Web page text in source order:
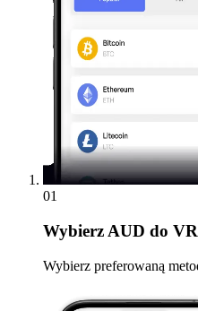
01
Wybierz AUD do
Wybierz preferowaną